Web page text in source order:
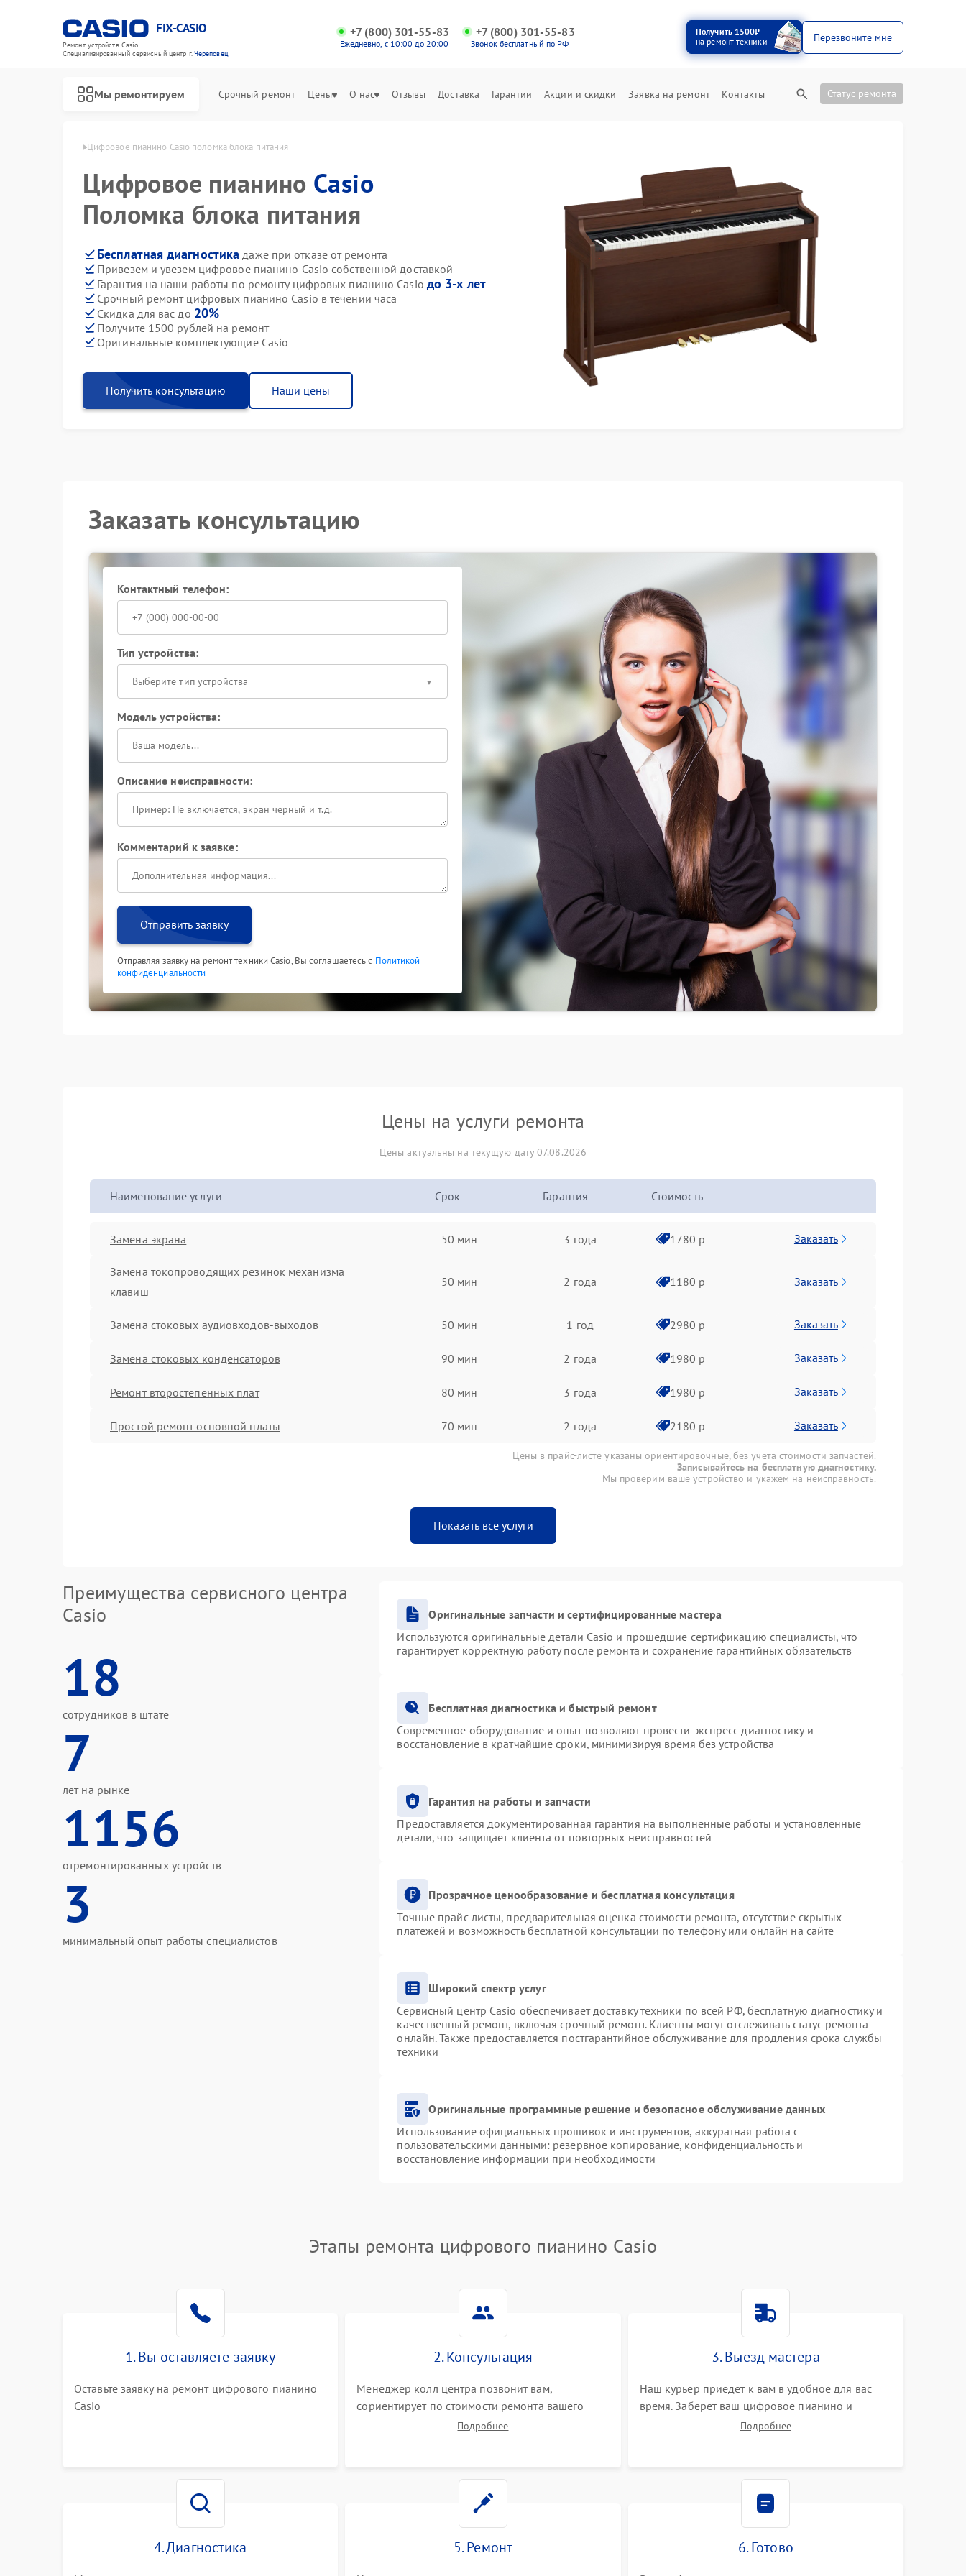
FIX-CASIO
Ремонт устройств Casio
Специализированный cервисный центр г.Череповец
+7 (800) 301-55-83
Ежедневно, с 10:00 до 20:00
+7 (800) 301-55-83
Звонок бесплатный по РФ
Получить 1500₽
на ремонт техники
Перезвоните мне
Мы ремонтируем Срочный ремонт Цены О нас Отзывы Доставка Гарантии Акции и скидки Заявка на ремонт Контакты Статус ремонта
Цифровое пианино Casio поломка блока питания
Цифровое пианино Casio
Поломка блока питания
Бесплатная диагностика даже при отказе от ремонта
Привезем и увезем цифровое пианино Casio собственной доставкой
Гарантия на наши работы по ремонту цифровых пианино Casio до 3-х лет
Срочный ремонт цифровых пианино Casio в течении часа
Скидка для вас до 20%
Получите 1500 рублей на ремонт
Оригинальные комплектующие Casio
Получить консультацию Наши цены
Заказать консультацию
Контактный телефон:
Тип устройства:
Выберите тип устройства
Модель устройства:
Описание неисправности:
Комментарий к заявке:
Отправить заявку
Отправляя заявку на ремонт техники Casio, Вы соглашаетесь с Политикой
конфиденциальности
Цены на услуги ремонта
Цены актуальны на текущую дату 07.08.2026
Наименование услуги Срок Гарантия Стоимость
Замена экрана 50 мин 3 года 1780 р Заказать
Замена токопроводящих резинок механизма
клавиш
50 мин 2 года 1180 р Заказать
Замена стоковых аудиовходов-выходов 50 мин 1 год 2980 р Заказать
Замена стоковых конденсаторов 90 мин 2 года 1980 р Заказать
Ремонт второстепенных плат 80 мин 3 года 1980 р Заказать
Простой ремонт основной платы 70 мин 2 года 2180 р Заказать
Цены в прайс-листе указаны ориентировочные, без учета стоимости запчастей.
Записывайтесь на бесплатную диагностику.
Мы проверим ваше устройство и укажем на неисправность.
Показать все услуги
Преимущества сервисного центра
Casio
18
сотрудников в штате
7
лет на рынке
1156
отремонтированных устройств
3
минимальный опыт работы специалистов
Оригинальные запчасти и сертифицированные мастера
Используются оригинальные детали Casio и прошедшие сертификацию специалисты, что
гарантирует корректную работу после ремонта и сохранение гарантийных обязательств
Бесплатная диагностика и быстрый ремонт
Современное оборудование и опыт позволяют провести экспресс-диагностику и
восстановление в кратчайшие сроки, минимизируя время без устройства
Гарантия на работы и запчасти
Предоставляется документированная гарантия на выполненные работы и установленные
детали, что защищает клиента от повторных неисправностей
Прозрачное ценообразование и бесплатная консультация
Точные прайс-листы, предварительная оценка стоимости ремонта, отсутствие скрытых
платежей и возможность бесплатной консультации по телефону или онлайн на сайте
Широкий спектр услуг
Сервисный центр Casio обеспечивает доставку техники по всей РФ, бесплатную диагностику и
качественный ремонт, включая срочный ремонт. Клиенты могут отслеживать статус ремонта
онлайн. Также предоставляется постгарантийное обслуживание для продления срока службы
техники
Оригинальные программные решение и безопасное обслуживание данных
Использование официальных прошивок и инструментов, аккуратная работа с
пользовательскими данными: резервное копирование, конфиденциальность и
восстановление информации при необходимости
Этапы ремонта цифрового пианино Casio
1. Вы оставляете заявку
Оставьте заявку на ремонт цифрового пианино
Casio
2. Консультация
Менеджер колл центра позвонит вам,
сориентирует по стоимости ремонта вашего
цифрового пианино а также ответит на все
Подробнее
3. Выезд мастера
Наш курьер приедет к вам в удобное для вас
время. Заберет ваш цифровое пианино и
привезет на склад для диагностики.
Подробнее
4. Диагностика 5. Ремонт 6. Готово